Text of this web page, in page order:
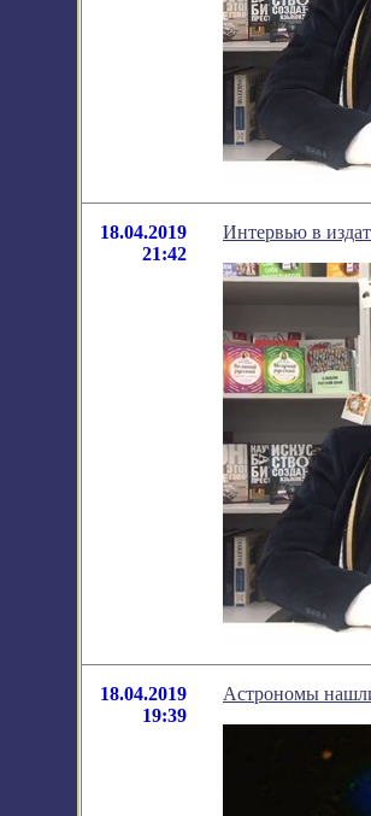
18.04.2019
21:42
Интервью в
18.04.2019
19:39
Астрономы